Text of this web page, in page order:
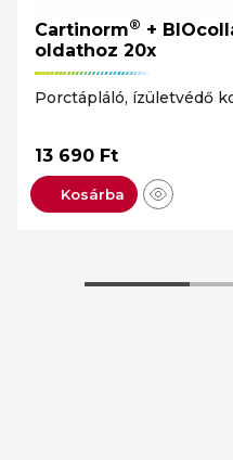
Cartinorm® +
oldathoz 20x
Porctápláló, ízületvédő
13 690 Ft
Kosárba